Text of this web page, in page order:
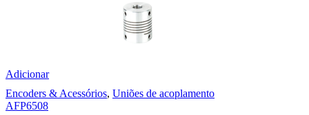
Adicionar
Encoders & Acessórios, Uniões de acoplamento
AFP6508